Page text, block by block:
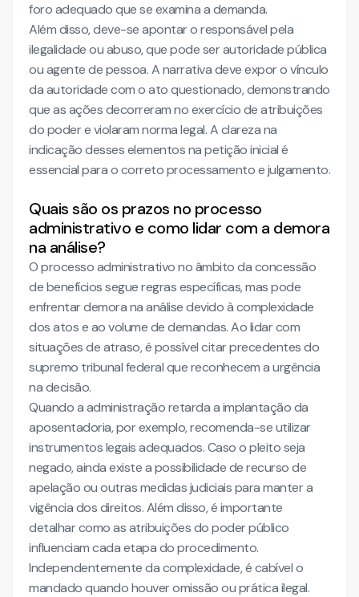
foro adequado que se examina a demanda.
Além disso, deve-se apontar o responsável pela
ilegalidade ou abuso, que pode ser autoridade pública
ou agente de pessoa. A narrativa deve expor o vínculo
da autoridade com o ato questionado, demonstrando
que as ações decorreram no exercício de atribuições
do poder e violaram norma legal. A clareza na
indicação desses elementos na petição inicial é
essencial para o correto processamento e julgamento.
Quais são os prazos no processo
administrativo e como lidar com a demora
na análise?
O processo administrativo no âmbito da concessão
de benefícios segue regras específicas, mas pode
enfrentar demora na análise devido à complexidade
dos atos e ao volume de demandas. Ao lidar com
situações de atraso, é possível citar precedentes do
supremo tribunal federal que reconhecem a urgência
na decisão.
Quando a administração retarda a implantação da
aposentadoria, por exemplo, recomenda-se utilizar
instrumentos legais adequados. Caso o pleito seja
negado, ainda existe a possibilidade de recurso de
apelação ou outras medidas judiciais para manter a
vigência dos direitos. Além disso, é importante
detalhar como as atribuições do poder público
influenciam cada etapa do procedimento.
Independentemente da complexidade, é cabível o
mandado quando houver omissão ou prática ilegal.